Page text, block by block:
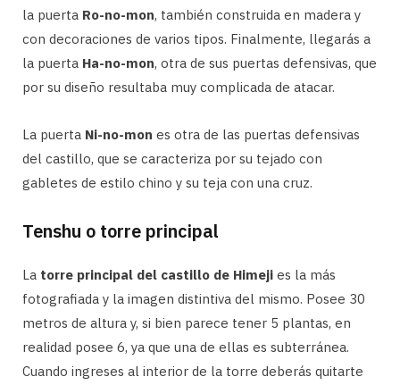
la puerta Ro-no-mon, también construida en madera y
con decoraciones de varios tipos. Finalmente, llegarás a
la puerta Ha-no-mon, otra de sus puertas defensivas, que
por su diseño resultaba muy complicada de atacar.
La puerta Ni-no-mon es otra de las puertas defensivas
del castillo, que se caracteriza por su tejado con
gabletes de estilo chino y su teja con una cruz.
Tenshu o torre principal
La torre principal del castillo de Himeji es la más
fotografiada y la imagen distintiva del mismo. Posee 30
metros de altura y, si bien parece tener 5 plantas, en
realidad posee 6, ya que una de ellas es subterránea.
Cuando ingreses al interior de la torre deberás quitarte